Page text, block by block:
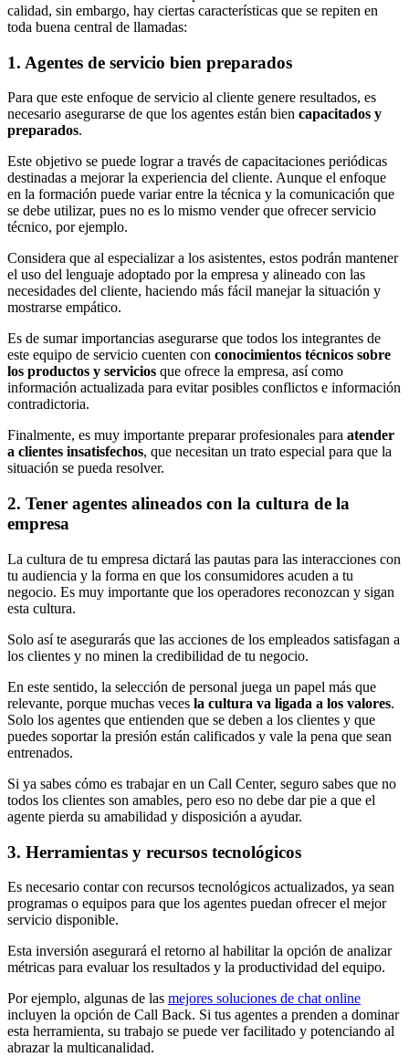
calidad, sin embargo, hay ciertas características que se repiten en
toda buena central de llamadas:
1. Agentes de servicio bien preparados
Para que este enfoque de servicio al cliente genere resultados, es
necesario asegurarse de que los agentes están bien capacitados y
preparados.
Este objetivo se puede lograr a través de capacitaciones periódicas
destinadas a mejorar la experiencia del cliente. Aunque el enfoque
en la formación puede variar entre la técnica y la comunicación que
se debe utilizar, pues no es lo mismo vender que ofrecer servicio
técnico, por ejemplo.
Considera que al especializar a los asistentes, estos podrán mantener
el uso del lenguaje adoptado por la empresa y alineado con las
necesidades del cliente, haciendo más fácil manejar la situación y
mostrarse empático.
Es de sumar importancias asegurarse que todos los integrantes de
este equipo de servicio cuenten con conocimientos técnicos sobre
los productos y servicios que ofrece la empresa, así como
información actualizada para evitar posibles conflictos e información
contradictoria.
Finalmente, es muy importante preparar profesionales para atender
a clientes insatisfechos, que necesitan un trato especial para que la
situación se pueda resolver.
2. Tener agentes alineados con la cultura de la
empresa
La cultura de tu empresa dictará las pautas para las interacciones con
tu audiencia y la forma en que los consumidores acuden a tu
negocio. Es muy importante que los operadores reconozcan y sigan
esta cultura.
Solo así te asegurarás que las acciones de los empleados satisfagan a
los clientes y no minen la credibilidad de tu negocio.
En este sentido, la selección de personal juega un papel más que
relevante, porque muchas veces la cultura va ligada a los valores.
Solo los agentes que entienden que se deben a los clientes y que
puedes soportar la presión están calificados y vale la pena que sean
entrenados.
Si ya sabes cómo es trabajar en un Call Center, seguro sabes que no
todos los clientes son amables, pero eso no debe dar pie a que el
agente pierda su amabilidad y disposición a ayudar.
3. Herramientas y recursos tecnológicos
Es necesario contar con recursos tecnológicos actualizados, ya sean
programas o equipos para que los agentes puedan ofrecer el mejor
servicio disponible.
Esta inversión asegurará el retorno al habilitar la opción de analizar
métricas para evaluar los resultados y la productividad del equipo.
Por ejemplo, algunas de las mejores soluciones de chat online
incluyen la opción de Call Back. Si tus agentes a prenden a dominar
esta herramienta, su trabajo se puede ver facilitado y potenciando al
abrazar la multicanalidad.